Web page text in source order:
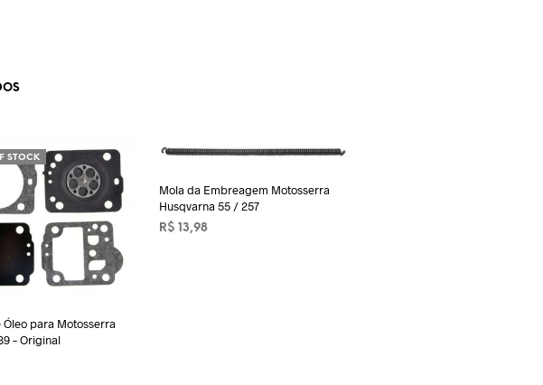
STOCK
Óleo para Motosserra
– Original
Mola da Embreagem Motosserra
Husqvarna 55 / 257
R$ 13,98